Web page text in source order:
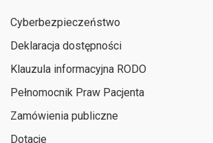
Cyberbezpieczeństwo
Deklaracja dostępności
Klauzula informacyjna RODO
Pełnomocnik Praw Pacjenta
Zamówienia publiczne
Dotacje